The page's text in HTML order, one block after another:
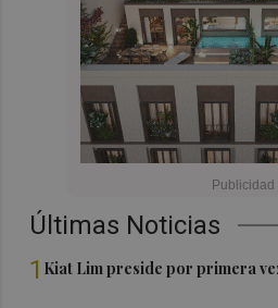
Últimas Noticias
1 Kiat Lim preside por primera